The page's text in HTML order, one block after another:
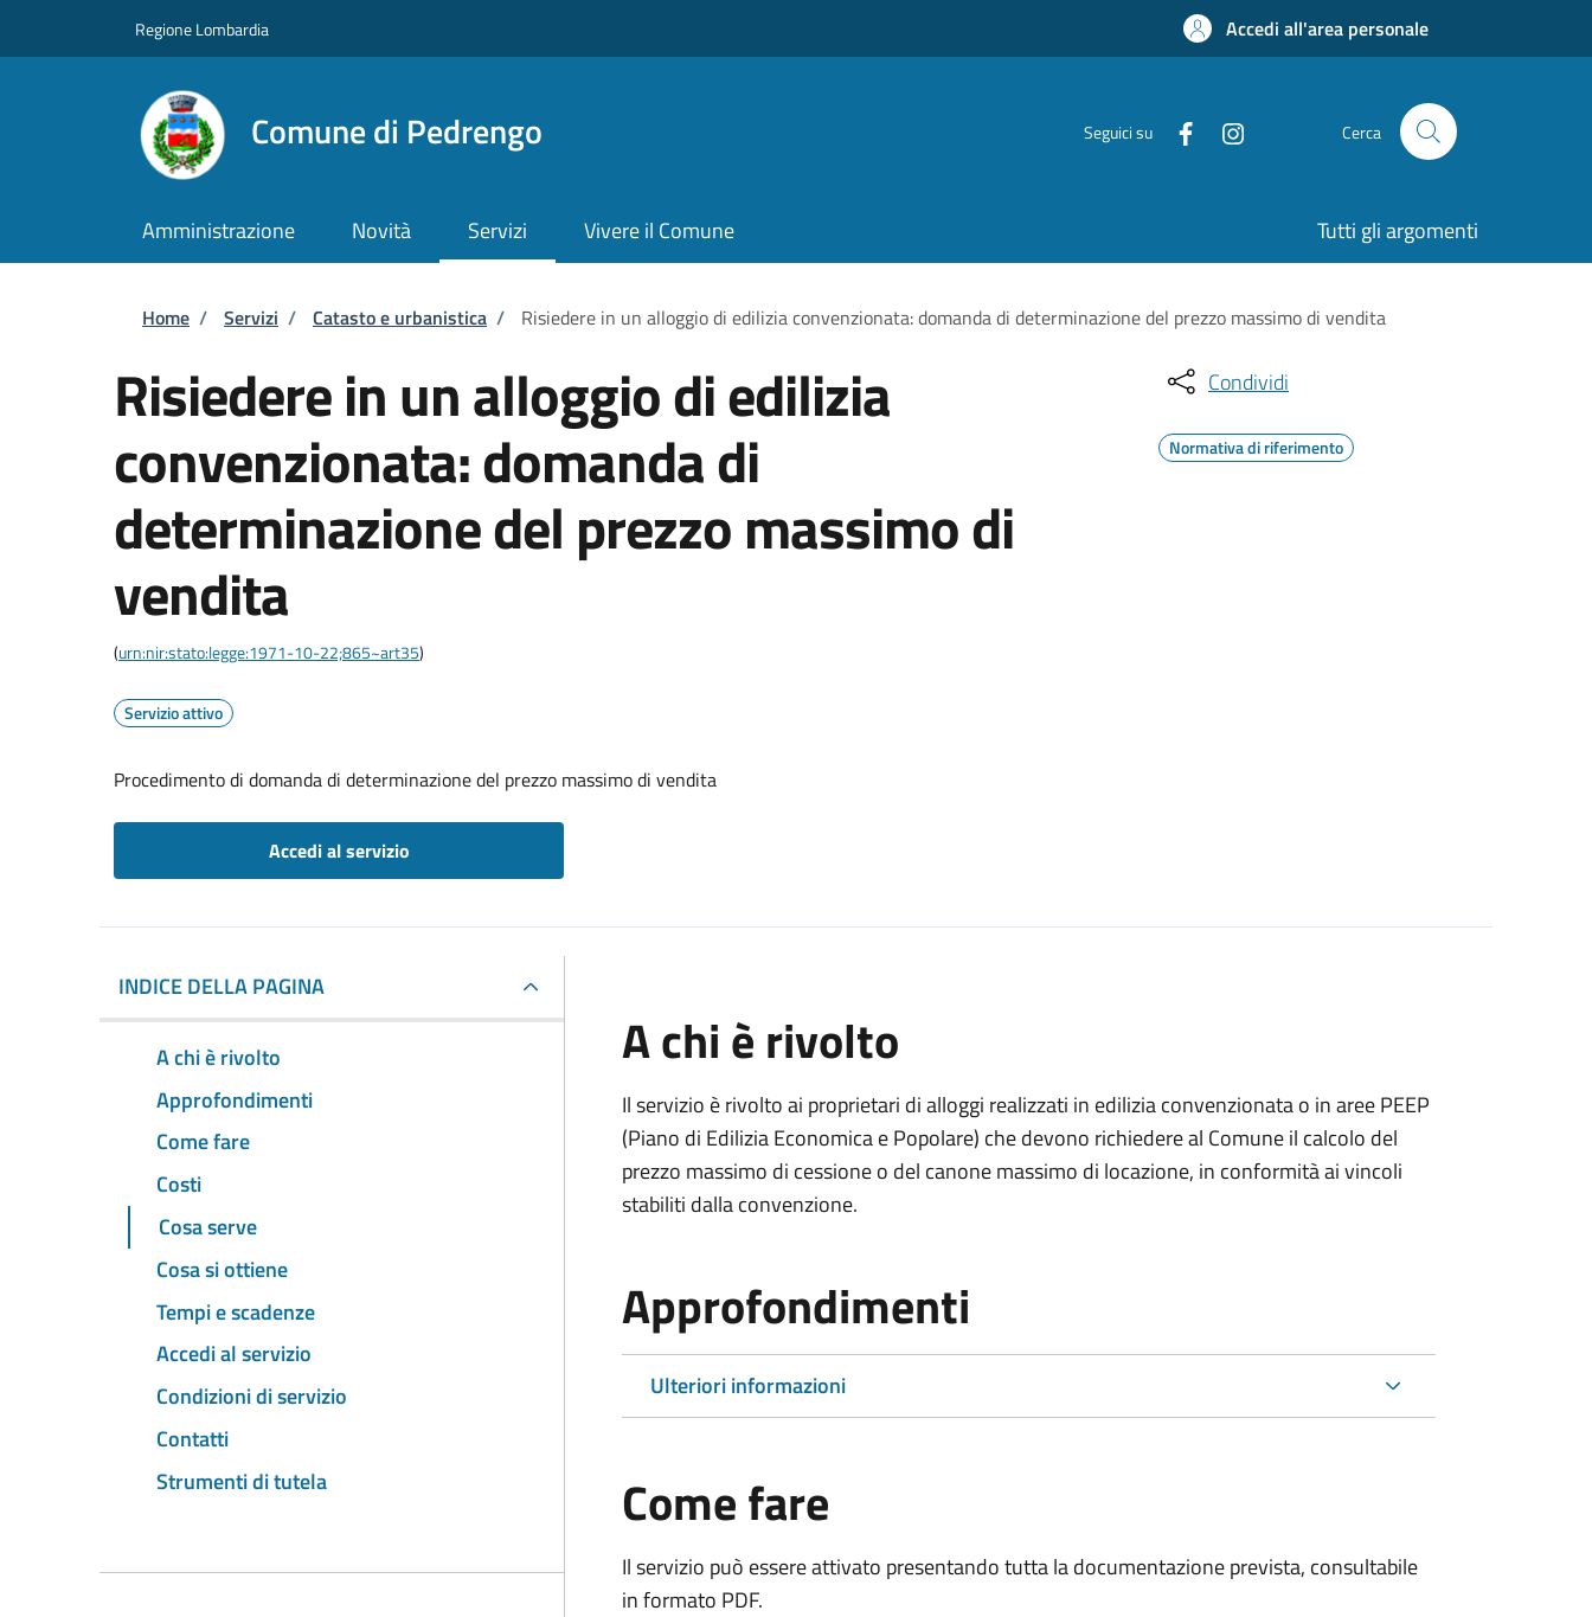
Regione Lombardia Accedi all'area personale
Comune di Pedrengo Seguici su Cerca
Amministrazione Novità Servizi Vivere il Comune Tutti gli argomenti
Briciole di pane
Home / Servizi / Catasto e urbanistica / Risiedere in un alloggio di edilizia convenzionata: domanda di determinazione del prezzo massimo di vendita
Risiedere in un alloggio di edilizia
convenzionata: domanda di
determinazione del prezzo massimo di
vendita
(urn:nir:stato:legge:1971-10-22;865~art35)
Servizio attivo
Procedimento di domanda di determinazione del prezzo massimo di vendita
Accedi al servizio
Condividi
Normativa di riferimento
INDICE DELLA PAGINA
A chi è rivolto
Approfondimenti
Come fare
Costi
Cosa serve
Cosa si ottiene
Tempi e scadenze
Accedi al servizio
Condizioni di servizio
Contatti
Strumenti di tutela
A chi è rivolto
Il servizio è rivolto ai proprietari di alloggi realizzati in edilizia convenzionata o in aree PEEP
(Piano di Edilizia Economica e Popolare) che devono richiedere al Comune il calcolo del
prezzo massimo di cessione o del canone massimo di locazione, in conformità ai vincoli
stabiliti dalla convenzione.
Approfondimenti
Ulteriori informazioni
Come fare
Il servizio può essere attivato presentando tutta la documentazione prevista, consultabile
in formato PDF.